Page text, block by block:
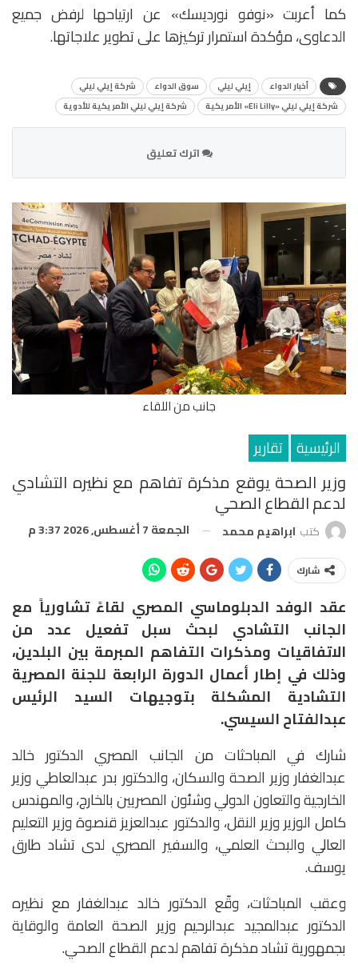
كما أعربت «نوفو نورديسك» عن ارتياحها لرفض جميع
الدعاوى، مؤكدة استمرار تركيزها على تطوير علاجاتها.
أخبار الدواء إيلي ليلي سوق الدواء
شركة إيلي ليلي
شركة إيلي ليلي «Eli Lilly» الأمريكية
شركة إيلي ليلي الأمريكية للأدوية
اترك تعليق
جانب من اللقاء
الرئيسية تقارير
وزير الصحة يوقع مذكرة تفاهم مع نظيره التشادي
لدعم القطاع الصحي
كتب ابراهيم محمد الجمعة 7 أغسطس, 2026 3:37 م
شارك
عقد الوفد الدبلوماسي المصري لقاءً تشاورياً مع
الجانب التشادي لبحث سبل تفعيل عدد من
الاتفاقيات ومذكرات التفاهم المبرمة بين البلدين،
وذلك في إطار أعمال الدورة الرابعة للجنة المصرية
التشادية المشكلة بتوجيهات السيد الرئيس
عبدالفتاح السيسي.
شارك في المباحثات من الجانب المصري الدكتور خالد
عبدالغفار وزير الصحة والسكان، والدكتور بدر عبدالعاطي وزير
الخارجية والتعاون الدولي وشئون المصريين بالخارج، والمهندس
كامل الوزير وزير النقل، والدكتور عبدالعزيز قنصوة وزير التعليم
العالي والبحث العلمي، والسفير المصري لدى تشاد طارق
يوسف.
وعقب المباحثات، وقّع الدكتور خالد عبدالغفار مع نظيره
الدكتور عبدالمجيد عبدالرحيم وزير الصحة العامة والوقاية
بجمهورية تشاد مذكرة تفاهم لدعم القطاع الصحي.